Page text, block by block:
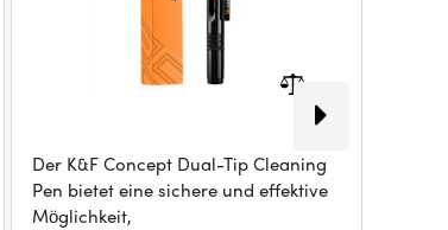
Der K&F Concept Dual-Tip Cleaning
Pen bietet eine sichere und effektive
Möglichkeit,